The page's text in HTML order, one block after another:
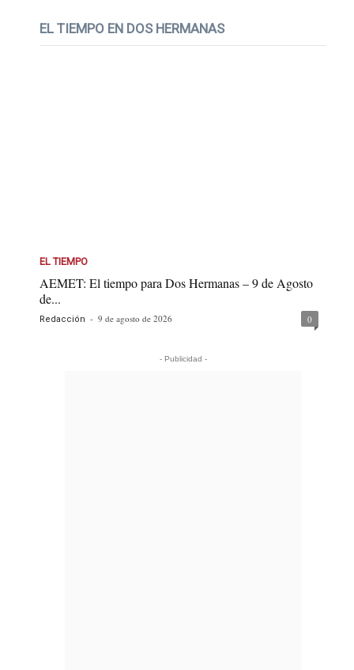
EL TIEMPO EN DOS HERMANAS
EL TIEMPO
AEMET: El tiempo para Dos Hermanas – 9 de Agosto
de...
Redacción - 9 de agosto de 2026 0
- Publicidad -